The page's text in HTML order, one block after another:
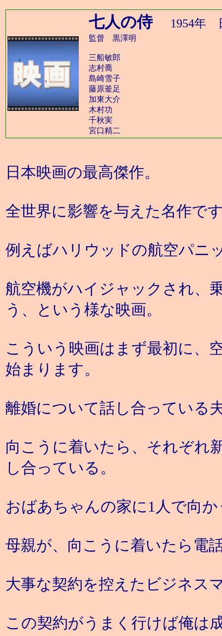
七人の侍1954
監督 黒澤明
三船敏郎
志村喬
島崎雪子
藤原釜足
加東大介
木村功
千秋実
宮口精二
日本映画の最高傑作。
全世界に影響を与えた名作で
例えばハリウッドの航空パニ
航空機がハイジャックされ、
う、という様な映画。
こういう映画はまず最初に、
始まります。
離婚について話し合っている
向こうに着いたら、それぞれ
し合っている。
おばあちゃんの家に1人で向
母親が、向こうに着いたら電
大事な契約を控えたビジネス
この契約がうまく行けば俺は